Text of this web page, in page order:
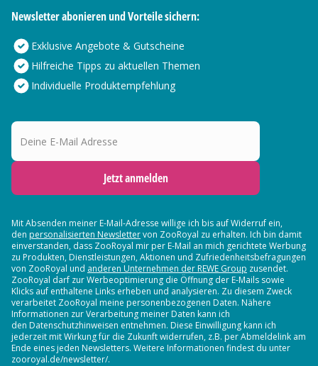
Newsletter abonieren und Vorteile sichern:
Exklusive Angebote & Gutscheine
Hilfreiche Tipps zu aktuellen Themen
Individuelle Produktempfehlung
Deine E-Mail Adresse
Jetzt anmelden
Mit Absenden meiner E-Mail-Adresse willige ich bis auf Widerruf ein,
den personalisierten Newslettervon ZooRoyal zu erhalten. Ich bin damit
einverstanden, dass ZooRoyal mir per E-Mail an mich gerichtete Werbung
zu Produkten, Dienstleistungen, Aktionen und Zufriedenheitsbefragungen
von ZooRoyal und anderen Unternehmen der REWE Group zusendet.
ZooRoyal darf zur Werbeoptimierung die Öffnung der E-Mails sowie
Klicks auf enthaltene Links erheben und analysieren. Zu diesem Zweck
verarbeitet ZooRoyal meine personenbezogenen Daten. Nähere
Informationen zur Verarbeitung meiner Daten kann ich
den Datenschutzhinweisen entnehmen. Diese Einwilligung kann ich
jederzeit mit Wirkung für die Zukunft widerrufen, z.B. per Abmeldelink am
Ende eines jeden Newsletters. Weitere Informationen findest du unter
zooroyal.de/newsletter/.